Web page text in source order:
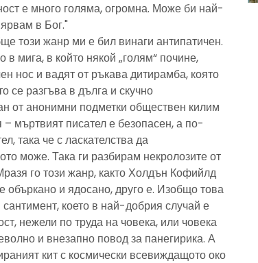
е много голяма, огромна. Може би най-
в Бог."
този жанр ми е бил винаги антипатичен.
мига, в който някой „голям“ почине,
нос и вадят от ръкава дитирамба, която
се разгъва в дълга и скучно
от анонимни подметки обществен килим
мъртвият писател е безопасен, а по-
така че с ласкателства да
може. Така ги разбирам некролозите от
го този жанр, както Холдън Кофийлд
и ядосано, друго е. Изобщо това
което в най-добрия случай е
нежели по труда на човека, или човека
и внезапно повод за панегирика. А
кит с космически всевиждащото око